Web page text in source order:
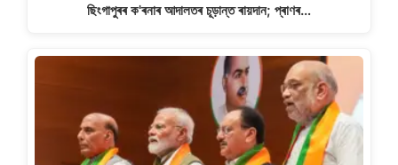
ছিংগাপুৰৰ ক'ৰনাৰ আদালতৰ চূড়ান্ত ৰায়দান; প্ৰাণৰ…